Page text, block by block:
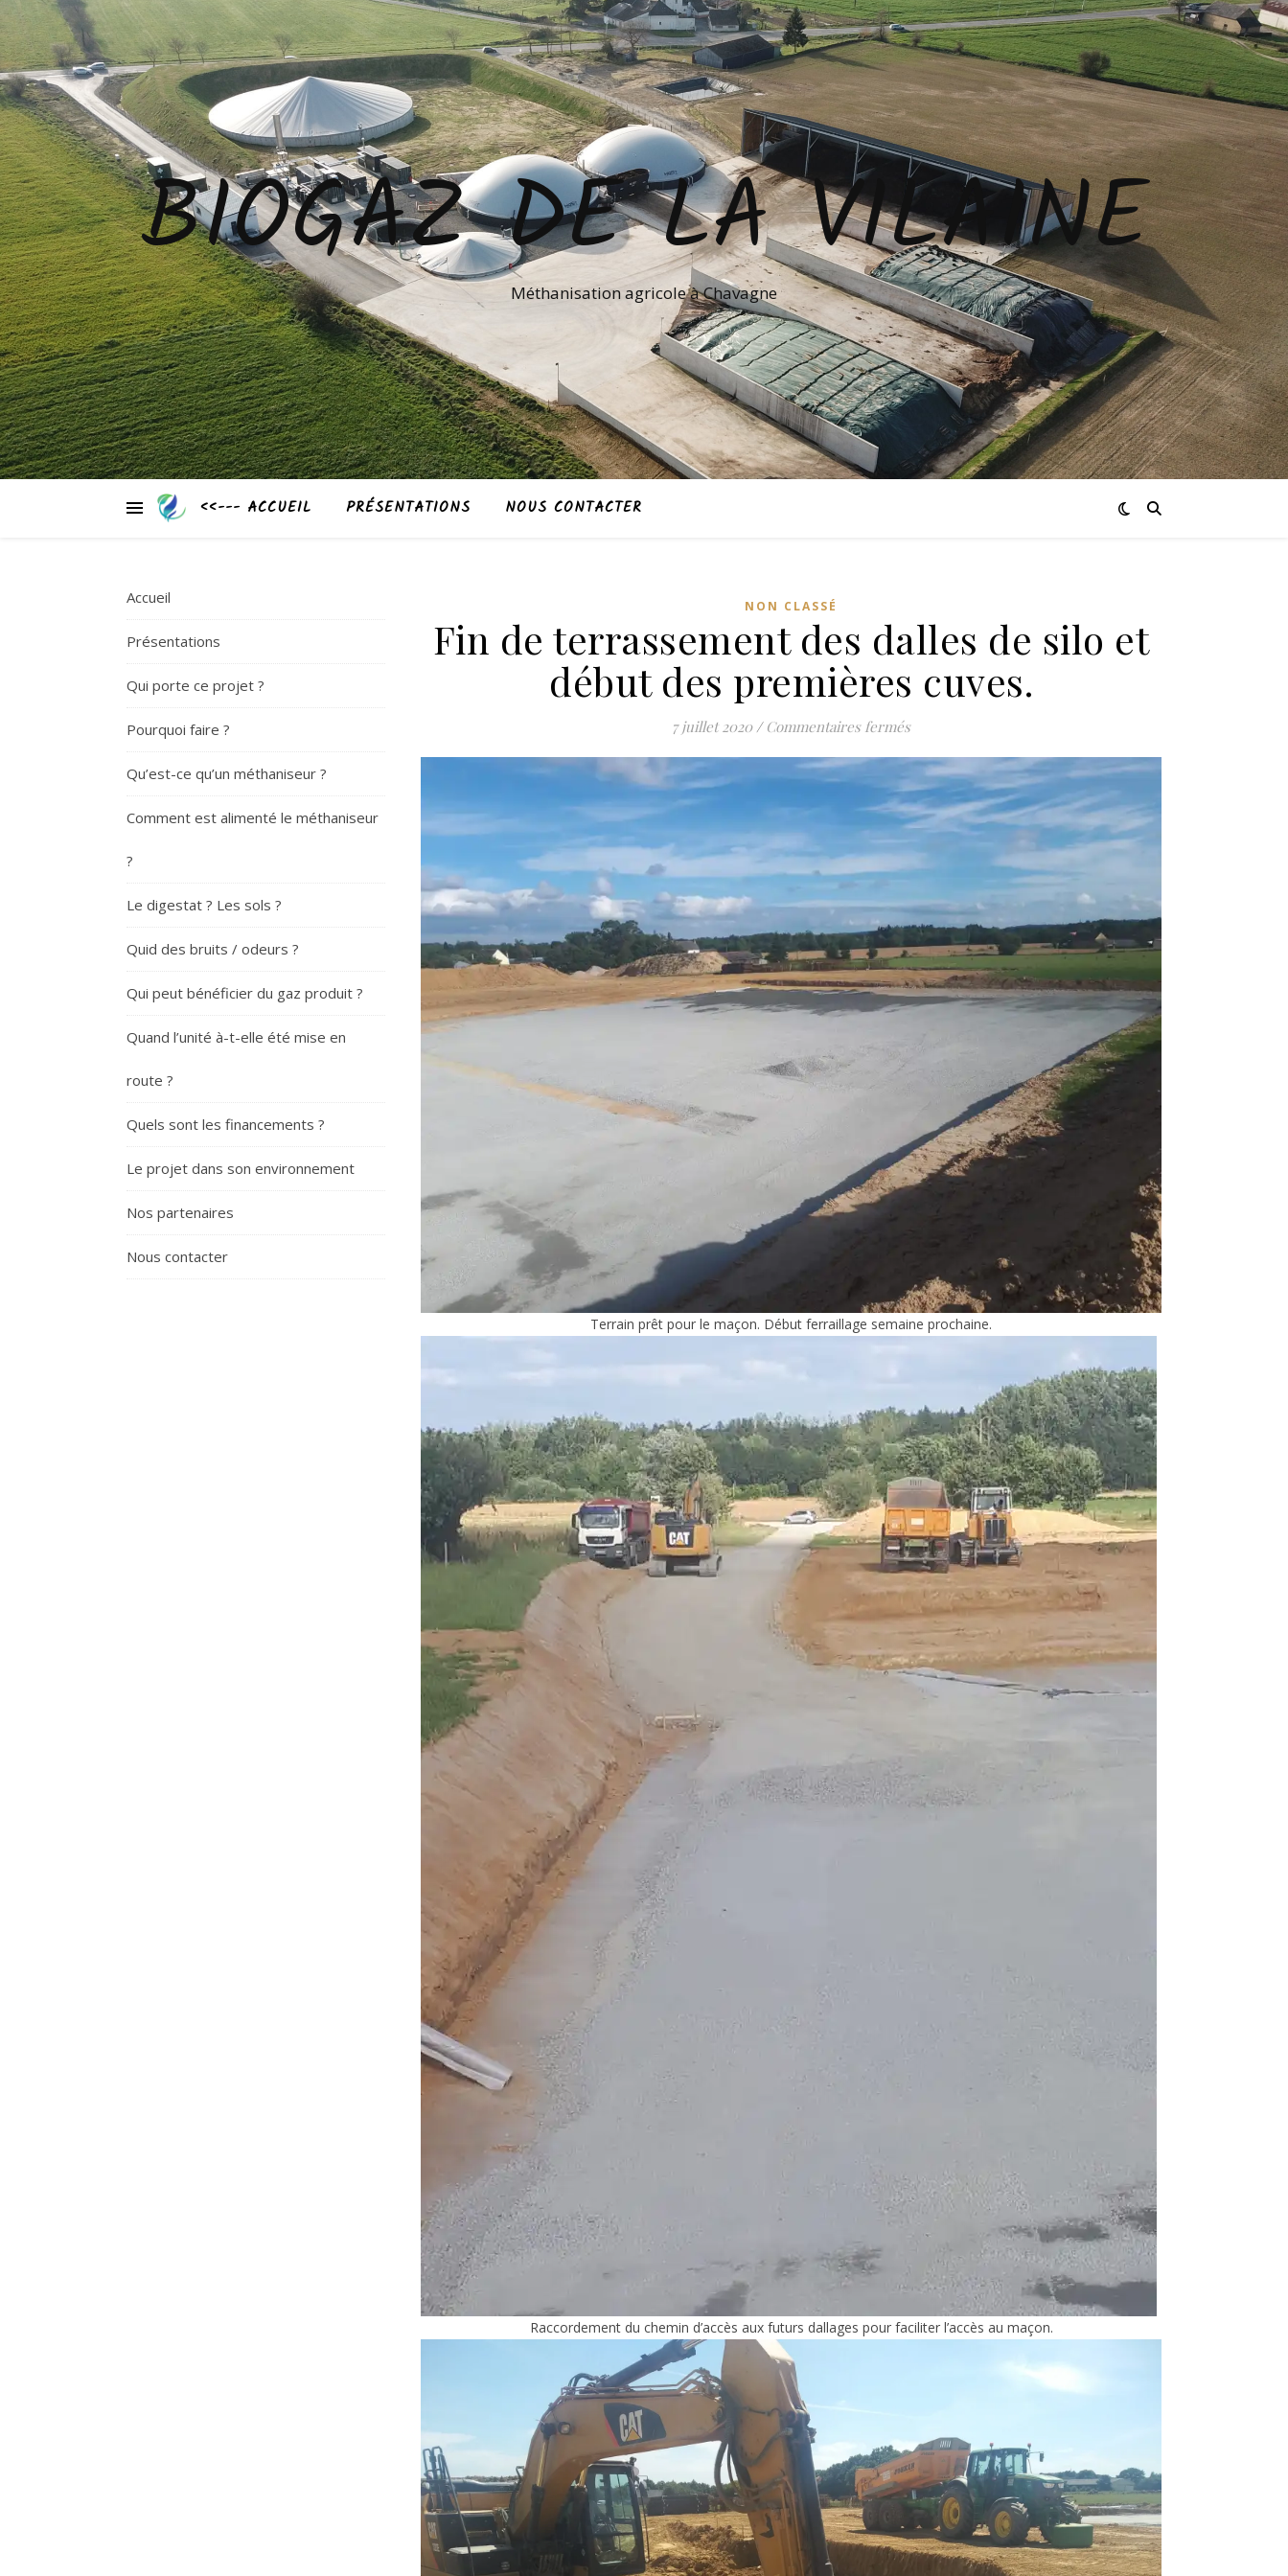
BIOGAZ DE LA VILAINE
Méthanisation agricole à Chavagne
<<--- ACCUEIL PRÉSENTATIONS NOUS CONTACTER
Accueil
Présentations
Qui porte ce projet ?
Pourquoi faire ?
Qu’est-ce qu’un méthaniseur ?
Comment est alimenté le méthaniseur
?
Le digestat ? Les sols ?
Quid des bruits / odeurs ?
Qui peut bénéficier du gaz produit ?
Quand l’unité à-t-elle été mise en
route ?
Quels sont les financements ?
Le projet dans son environnement
Nos partenaires
Nous contacter
NON CLASSÉ
Fin de terrassement des dalles de silo et
début des premières cuves.
7 juillet 2020 / Commentaires ferméssur Fin de terrassement des dalles de silo et début des
Terrain prêt pour le maçon. Début ferraillage semaine prochaine.
Raccordement du chemin d’accès aux futurs dallages pour faciliter l’accès au maçon.